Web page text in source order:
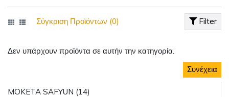
MOKETA SAFYUN (14)
Filter
Σύγκριση Προϊόντων (0)
Δεν υπάρχουν προϊόντα σε αυτήν την κατηγορία.
Συνέχεια